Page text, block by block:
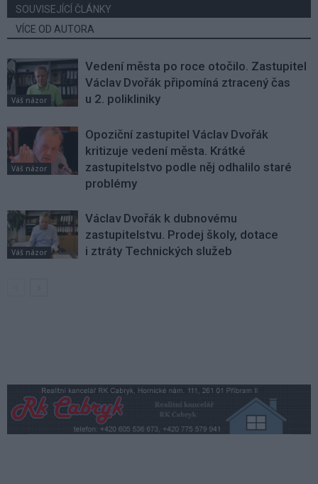
SOUVISEJÍCÍ ČLÁNKY
VÍCE OD AUTORA
Váš názor
Vedení města po roce otočilo. Zastupitel
Václav Dvořák připomíná ztracený čas
u 2. polikliniky
Váš názor
Opoziční zastupitel Václav Dvořák
kritizuje vedení města. Krátké
zastupitelstvo podle něj odhalilo staré
problémy
Váš názor
Václav Dvořák k dubnovému
zastupitelstvu. Prodej školy, dotace
i ztráty Technických služeb